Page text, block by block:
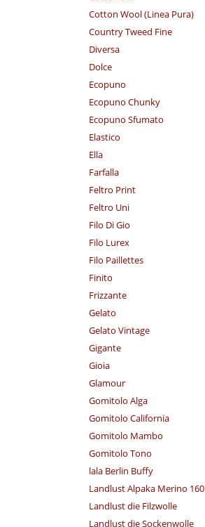
Cotton Wool (Linea Pura)
Country Tweed Fine
Diversa
Dolce
Ecopuno
Ecopuno Chunky
Ecopuno Sfumato
Elastico
Ella
Farfalla
Feltro Print
Feltro Uni
Filo Di Gio
Filo Lurex
Filo Paillettes
Finito
Frizzante
Gelato
Gelato Vintage
Gigante
Gioia
Glamour
Gomitolo Alga
Gomitolo California
Gomitolo Mambo
Gomitolo Tono
lala Berlin Buffy
Landlust Alpaka Merino 160
Landlust die Filzwolle
Landlust die Sockenwolle